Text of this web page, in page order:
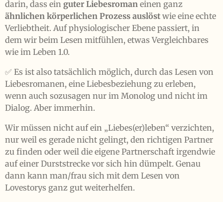
darin, dass ein guter Liebesroman einen ganz
ähnlichen körperlichen Prozess auslöst wie eine echte
Verliebtheit. Auf physiologischer Ebene passiert, in
dem wir beim Lesen mitfühlen, etwas Vergleichbares
wie im Leben 1.0.
✅ Es ist also tatsächlich möglich, durch das Lesen von
Liebesromanen, eine Liebesbeziehung zu erleben,
wenn auch sozusagen nur im Monolog und nicht im
Dialog. Aber immerhin.
Wir müssen nicht auf ein „Liebes(er)leben“ verzichten,
nur weil es gerade nicht gelingt, den richtigen Partner
zu finden oder weil die eigene Partnerschaft irgendwie
auf einer Durststrecke vor sich hin dümpelt. Genau
dann kann man/frau sich mit dem Lesen von
Lovestorys ganz gut weiterhelfen.